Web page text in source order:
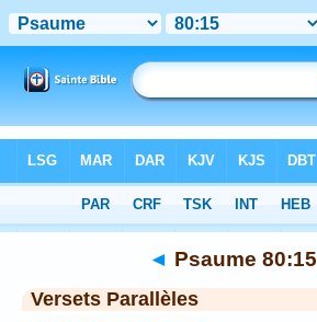
Chapitre 80> Verset 15
◄ Psaume 80:15
Versets Parallèles